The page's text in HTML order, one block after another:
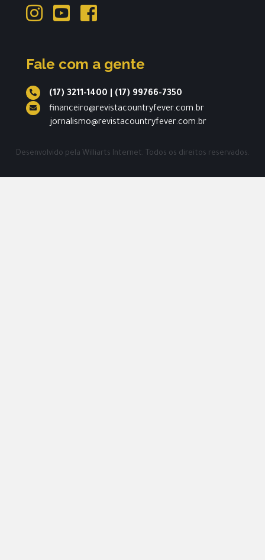
Fale com a gente
(17) 3211-1400
(17) 99766-7350
financeiro@revistacountryfever.com.br
jornalismo@revistacountryfever.com.br
Desenvolvido pela Williarts Internet. Todos os direitos reservados.